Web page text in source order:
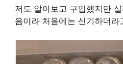
저도 알아보고 구입했지만
음이라 처음에는 신기하더라